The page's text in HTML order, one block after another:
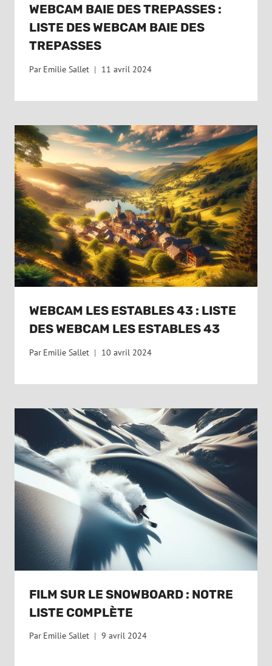
WEBCAM BAIE DES TREPASSES :
LISTE DES WEBCAM BAIE DES
TREPASSES
Par Emilie Sallet 11 avril 2024
WEBCAM LES ESTABLES 43 : LISTE
DES WEBCAM LES ESTABLES 43
Par Emilie Sallet 10 avril 2024
FILM SUR LE SNOWBOARD : NOTRE
LISTE COMPLÈTE
Par Emilie Sallet 9 avril 2024